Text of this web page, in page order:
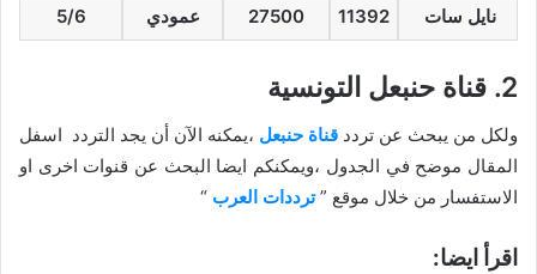
نايل سات 11392
27500 عمودي 5/6
2. قناة حنبعل التونسية
ولكل من يبحث عن تردد قناة حنبعل ،يمكنه الآن أن يجد التردد اسفل
المقال موضح في الجدول ،ويمكنكم ايضا البحث عن قنوات اخرى او
الاستفسار من خلال موقع ”ترددات العرب “
اقرأ ايضا: